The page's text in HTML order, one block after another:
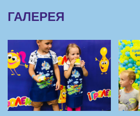
ГАЛЕРЕЯ